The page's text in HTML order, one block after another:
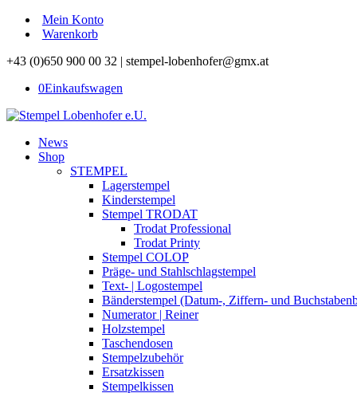
Mein Konto
Warenkorb
+43 (0)650 900 00 32 | stempel-lobenhofer@gmx.at
0Einkaufswagen
News
Shop
STEMPEL
Lagerstempel
Kinderstempel
Stempel TRODAT
Trodat Professional
Trodat Printy
Stempel COLOP
Präge- und Stahlschlagstempel
Text- | Logostempel
Bänderstempel (Datum-, Ziffern- und
Numerator | Reiner
Holzstempel
Taschendosen
Stempelzubehör
Ersatzkissen
Stempelkissen